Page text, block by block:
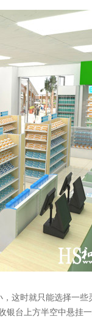
这时就只能选择一些
银台上方半空中悬挂